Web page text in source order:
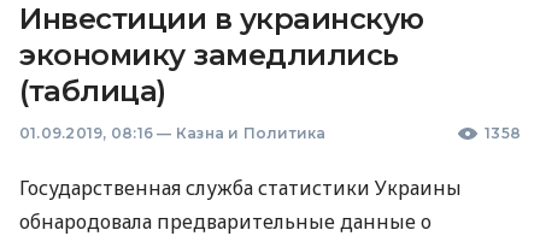
Инвестиции в украинскую
экономику замедлились
(таблица)
01.09.2019, 08:16 — Казна и Политика 1358
Государственная служба статистики Украины
обнародовала предварительные данные о